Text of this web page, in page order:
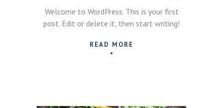
Welcome to WordPress. This is your first
post. Edit or delete it, then start writing!
READ MORE